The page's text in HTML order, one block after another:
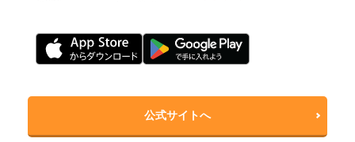
公式サイトへ